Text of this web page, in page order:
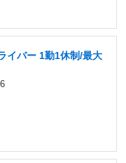
イバー 1勤1休制/最大